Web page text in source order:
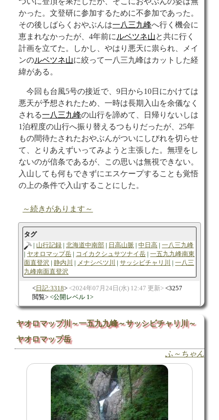
かった。文登研に参加するために不参加であった。
その後しばらくおやぶんは一八三九峰へ行く機会に
恵まれなかったが、4年前に ルベツネ山と共に行く
計画を立てた。しかし、やはり悪天に祟られ、メイ
ンのルベツネ山に絞って一八三九峰はカットした経
緯がある。
今回も台風5号の接近で、9日から10日にかけては
悪天が予想されたため、一時は長期入山を余儀なく
される一八三九峰の山行を諦めて、日帰りないしは
1泊程度の山行へ振り替えるつもりだったが、25年
もの間待たされたおやぶんがついにしびれを切らせ
て、とりあえずいってみようと主張した。無理をし
ないのが信条であるが、この思いは無視できない。
入山しても何もできずにエスケープすることも覚悟
の上の条件で入山することにした。
～続きがあります～
タグ
山行記録
北海道中南部 日高山脈 中日高
一八三九峰
ヤオロマップ岳
コイカクシュサツナイ岳
一五九九峰南東
面直登沢
静内川 メナシベツ川 サッシビチャリ川
一八三
九峰南面直登沢
日記:3318 2024年07月24日(水) 12:47 更新
3257
閲覧
公開レベル 1
ヤオロマップ川～一五九九峰～サッシビチャリ川～
ヤオロマップ岳
ふ～ちゃん